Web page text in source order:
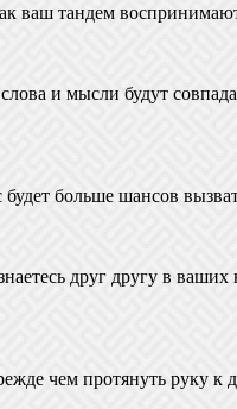
ваш тандем
и мысли будут
больше шансов
друг другу в ваших
чем протянуть руку к